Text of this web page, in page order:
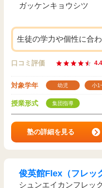
ガッケンキョウシツ
生徒の学力や個性に合
口コミ評価
対象学年 幼児 小
授業形式 集団指導
塾の詳細を見る
俊英館Flex（フレッ
シュンエイカンフレッ